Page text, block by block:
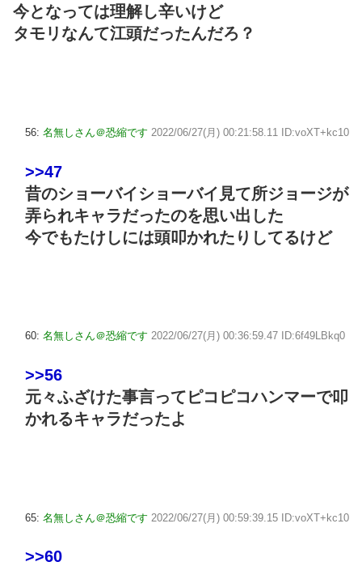
今となっては理解し辛いけど
タモリなんて江頭だったんだろ？
56: 名無しさん＠恐縮です 2022/06/27(月) 00:21:58.11 ID:voXT+kc10
>>47
昔のショーバイショーバイ見て所ジョージが
弄られキャラだったのを思い出した
今でもたけしには頭叩かれたりしてるけど
60: 名無しさん＠恐縮です 2022/06/27(月) 00:36:59.47 ID:6f49LBkq0
>>56
元々ふざけた事言ってピコピコハンマーで叩
かれるキャラだったよ
65: 名無しさん＠恐縮です 2022/06/27(月) 00:59:39.15 ID:voXT+kc10
>>60